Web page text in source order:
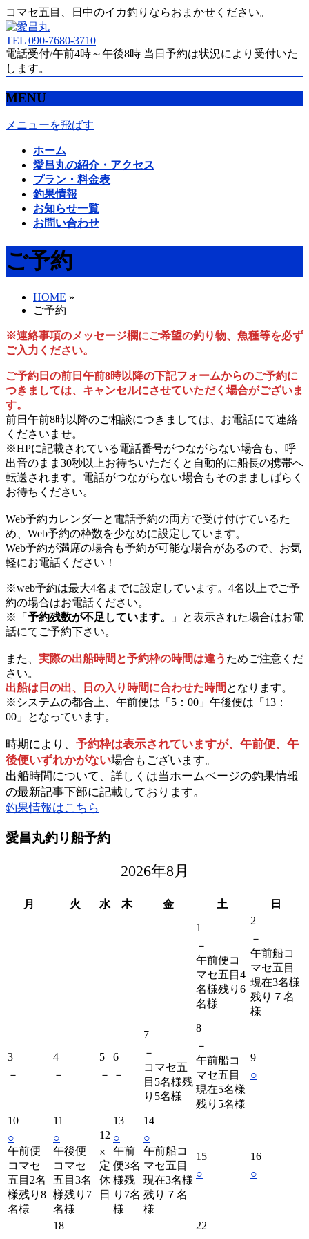
コマセ五目、日中のイカ釣りならおまかせください。
TEL 090-7680-3710
電話受付/午前4時～午後8時 当日予約は状況により受付いた
します。
MENU
メニューを飛ばす
ホーム
愛昌丸の紹介・アクセス
プラン・料金表
釣果情報
お知らせ一覧
お問い合わせ
ご予約
HOME »
ご予約
※連絡事項のメッセージ欄にご希望の釣り物、魚種等を必ず
ご入力ください。
ご予約日の前日午前8時以降の下記フォームからのご予約に
つきましては、キャンセルにさせていただく場合がございま
す。
前日午前8時以降のご相談につきましては、お電話にて連絡
くださいませ。
※HPに記載されている電話番号がつながらない場合も、呼
出音のまま30秒以上お待ちいただくと自動的に船長の携帯へ
転送されます。電話がつながらない場合もそのまましばらく
お待ちください。
Web予約カレンダーと電話予約の両方で受け付けているた
め、Web予約の枠数を少なめに設定しています。
Web予約が満席の場合も予約が可能な場合があるので、お気
軽にお電話ください！
※web予約は最大4名までに設定しています。4名以上でご予
約の場合はお電話ください。
※「 予約残数が不足しています。
」と表示された場合はお電
話にてご予約下さい。
また、 実際の出船時間と予約枠の時間は違う ためご注意くだ
さい。
出船は日の出、日の入り時間に合わせた時間 となります。
※システムの都合上、午前便は「5：00」午後便は「13：
00」となっています。
時期により、 予約枠は表示されていますが、午前便、午
後便いずれかがない場合もございます。
出船時間について、詳しくは当ホームページの釣果情報
の最新記事下部に記載しております。
釣果情報はこちら
愛昌丸釣り船予約
2026年8月
月 火 水 木 金 土
日
1
－
午前便コ
マセ五目4
名様残り6
名様
2
－
午前船コ
マセ五目
現在3名様
残り７名
様
3
－
4
－
5
－
6
－
7
－
コマセ五
目5名様残
り5名様
8
－
午前船コ
マセ五目
現在5名様
残り5名様
9
○
10
○
午前便
コマセ
五目2名
様残り8
名様
11
○
午後便
コマセ
五目3名
様残り7
名様
12
×
定
休
日
13
○
午前
便3名
様残
り7名
様
14
○
午前船コ
マセ五目
現在3名様
残り７名
様
15
○
16
○
18
22